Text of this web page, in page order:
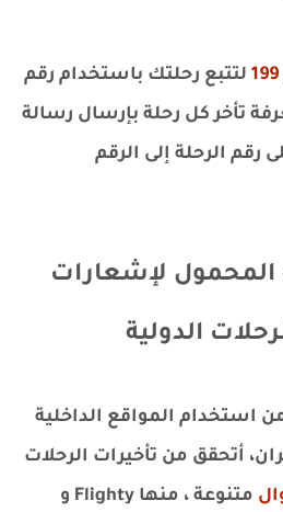
199 لتتبع رحلتك باستخدام رقم
تأخر كل رحلة بإرسال رسالة
الرحلة إلى الرقم
المحمول لإشعارات
الدولية
استخدام المواقع الداخلية
أتحقق من تأخيرات الرحلات
متنوعة ، منها Flighty و